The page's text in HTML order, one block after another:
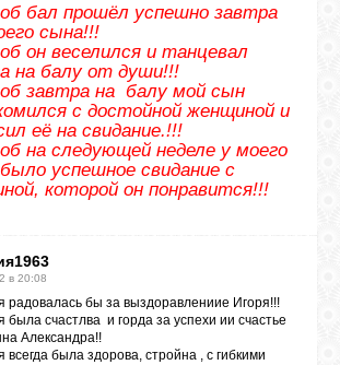
бал прошёл успешно завтра
сына!!!
он веселился и танцевал
на балу от души!!!
завтра на балу мой сын
с достойной женщиной и
её на свидание.!!!
на следующей неделе у моего
успешное свидание с
которой он понравится!!!
в 20:08
радовалась бы за выздоравлениие Игоря!!!
была счастлва и горда за успехи ии счастье
Александра!!
всегда была здорова, стройна , с гибкими